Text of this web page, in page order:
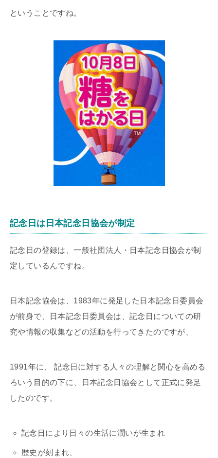
ということですね。
記念日は日本記念日協会が制定
記念日の登録は、一般社団法人・日本記念日協会が制
定しているんですね。
日本記念協会は、1983年に発足した日本記念日委員会
が前身で、日本記念日委員会は、記念日についての研
究や情報の収集などの活動を行ってきたのですが、
1991年に、 記念日に対する人々の理解と関心を高める
ろいう目的の下に、日本記念日協会として正式に発足
したのです。
記念日により日々の生活に潤いが生まれ
歴史が刻まれ、